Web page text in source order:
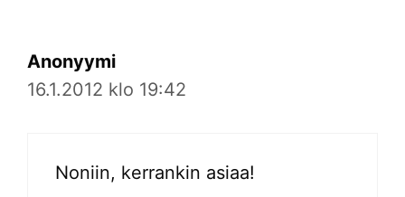
Anonyymi
16.1.2012 klo 19:42
Noniin, kerrankin asiaa!